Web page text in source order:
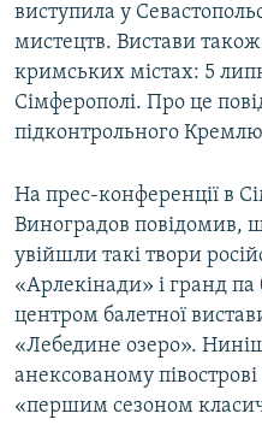
виступила у
мистецтв. Вистави
кримських містах: 5
Сімферополі. Про це
підконтрольного
На прес-конференції в
Виноградов повідомив,
увійшли такі твори
«Арлекінади» і гранд па
центром балетної
«Лебедине озеро».
анексованому
«першим сезоном